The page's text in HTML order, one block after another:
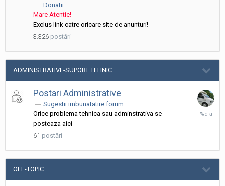
Donatii
Mare Atentie!
Exclus link catre oricare site de anunturi!
3.326 postări
ADMINISTRATIVE-SUPORT TEHNIC
Postari Administrative
Sugestii imbunatatire forum
Orice problema tehnica sau adminstrativa se
posteaza aici
61 postări
4
OFF-TOPIC